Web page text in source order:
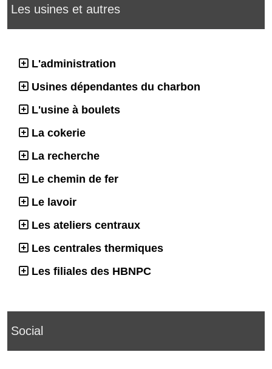
Les usines et autres
L'administration
Usines dépendantes du charbon
L'usine à boulets
La cokerie
La recherche
Le chemin de fer
Le lavoir
Les ateliers centraux
Les centrales thermiques
Les filiales des HBNPC
Social